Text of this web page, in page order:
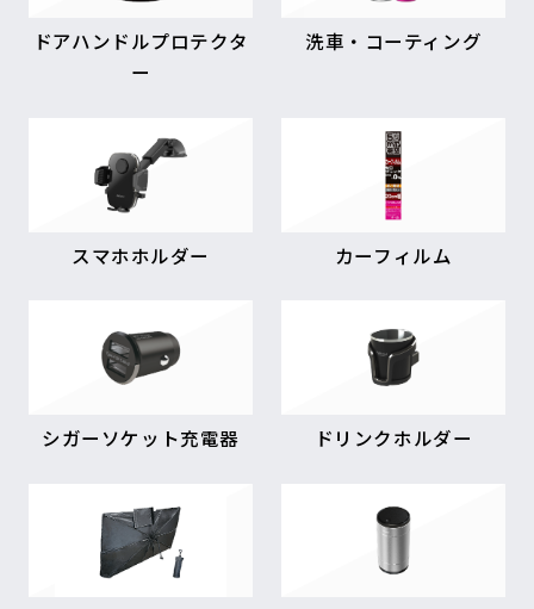
ドアハンドルプロテクタ
ー
洗車・コーティング
スマホホルダー カーフィルム
シガーソケット充電器 ドリンクホルダー